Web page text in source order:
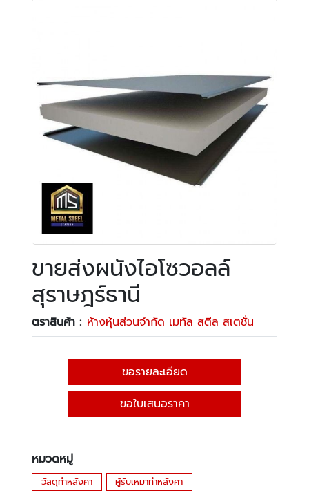
ขายส่งผนังไอโซวอลล์
สุราษฎร์ธานี
ตราสินค้า : ห้างหุ้นส่วนจำกัด เมทัล สตีล สเตชั่น
ขอรายละเอียด
ขอใบเสนอราคา
หมวดหมู่
วัสดุทำหลังคา ผู้รับเหมาทำหลังคา